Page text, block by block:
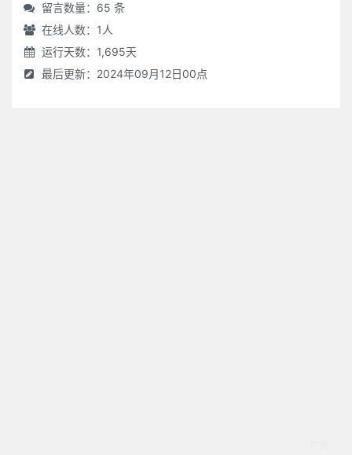
留言数量：65 条
在线人数： 1 人
运行天数：1,695天
最后更新：2024年09月12日00点